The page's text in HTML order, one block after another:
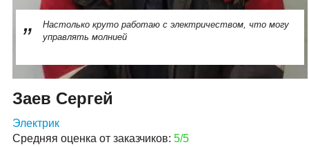
Настолько круто работаю с электричеством, что могу
управлять молнией
Заев Сергей
Электрик
Средняя оценка от заказчиков: 5/5